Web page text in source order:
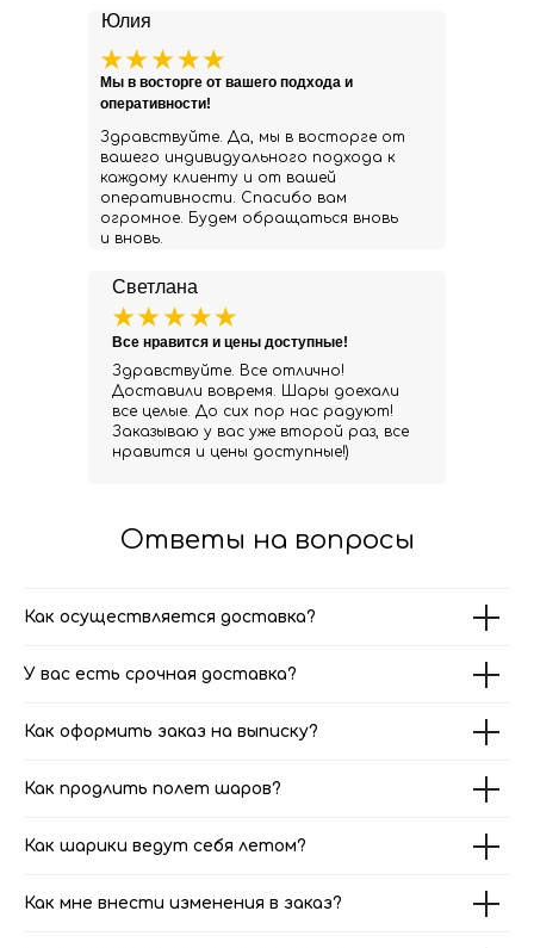
Юлия
Здравствуйте. Да, мы в восторге от
вашего индивидуального подхода к
каждому клиенту и от вашей
оперативности. Спасибо вам
огромное. Будем обращаться вновь
и вновь.
Мы в восторге от вашего подхода и
оперативности!
Светлана
Здравствуйте. Все отлично!
Доставили вовремя. Шары доехали
все целые. До сих пор нас радуют!
Заказываю у вас уже второй раз, все
нравится и цены доступные!)
Все нравится и цены доступные!
Ответы на вопросы
Как осуществляется доставка?
У вас есть срочная доставка?
Как оформить заказ на выписку?
Как продлить полет шаров?
Как шарики ведут себя летом?
Как мне внести изменения в заказ?